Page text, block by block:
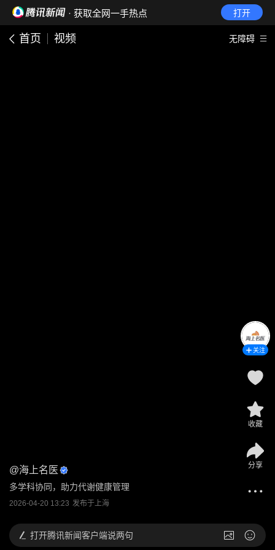
· 获取全网一手热点 打开
首页 视频 无障碍
@海上名医
多学科协同，助力代谢健康管理
2026-04-20 13:23 发布于上海
关注
收藏
分享
打开腾讯新闻客户端说两句